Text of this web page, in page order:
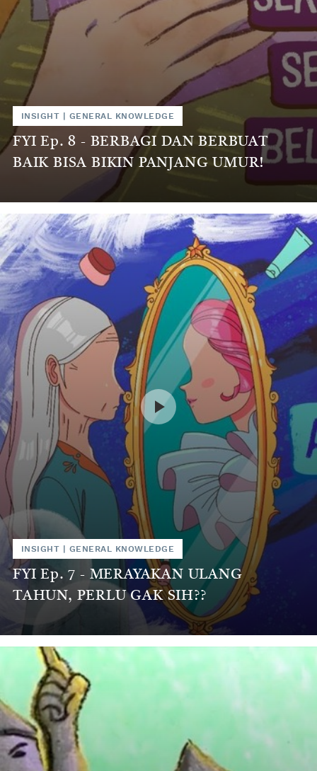
INSIGHT GENERAL KNOWLEDGE
FYI Ep. 8 - BERBAGI DAN BERBUAT
BAIK BISA BIKIN PANJANG UMUR!
INSIGHT GENERAL KNOWLEDGE
FYI Ep. 7 - MERAYAKAN ULANG
TAHUN, PERLU GAK SIH??